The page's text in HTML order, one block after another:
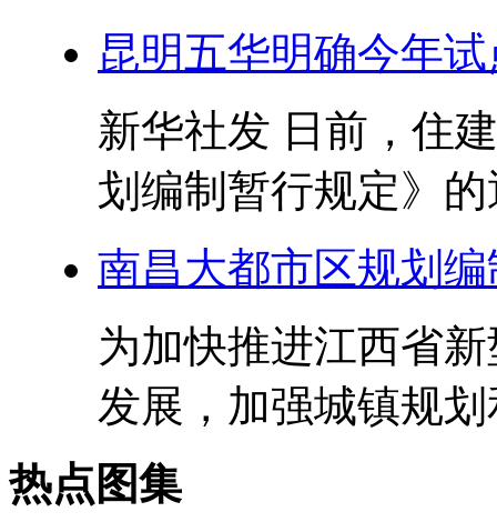
昆明五华明确今年
新华社发 日前，住
划编制暂行规定》
南昌大都市区规划
为加快推进江西省
发展，加强城镇规
热点图集